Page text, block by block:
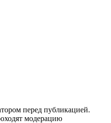
перед публикацией.
модерацию